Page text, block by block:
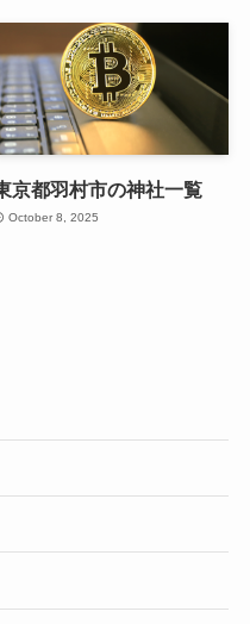
京都羽村市の神社一覧
October 8, 2025